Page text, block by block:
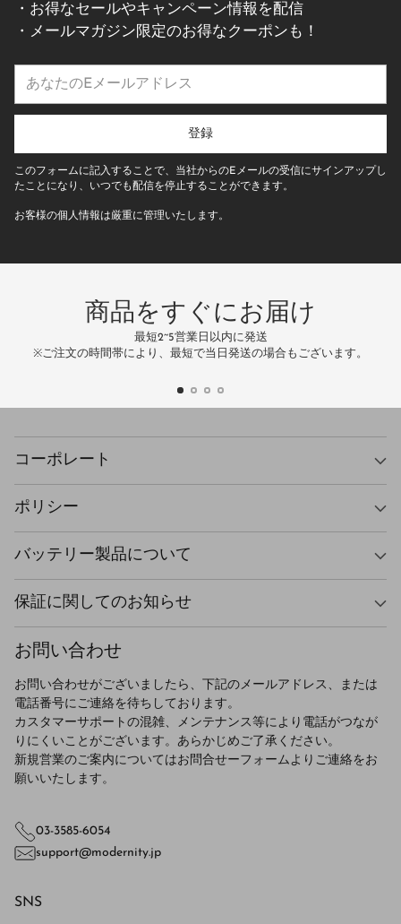
・お得なセールやキャンペーン情報を配信
・メールマガジン限定のお得なクーポンも！
メ
ー
ア
レ
登録
このフォームに記入することで、当社からのEメールの受信にサインアップし
たことになり、いつでも配信を停止することができます。
お客様の個人情報は厳重に管理いたします。
商品をすぐにお届け
最短2~5営業日以内に発送
※ご注文の時間帯により、最短で当日発送の場合もございます。
コーポレート
ポリシー
バッテリー製品について
保証に関してのお知らせ
お問い合わせ
お問い合わせがございましたら、下記のメールアドレス、または
電話番号にご連絡を待ちしております。
カスタマーサポートの混雑、メンテナンス等により電話がつなが
りにくいことがございます。あらかじめご了承ください。
新規営業のご案内についてはお問合せーフォームよりご連絡をお
願いいたします。
03-3585-6054
support@modernity.jp
SNS